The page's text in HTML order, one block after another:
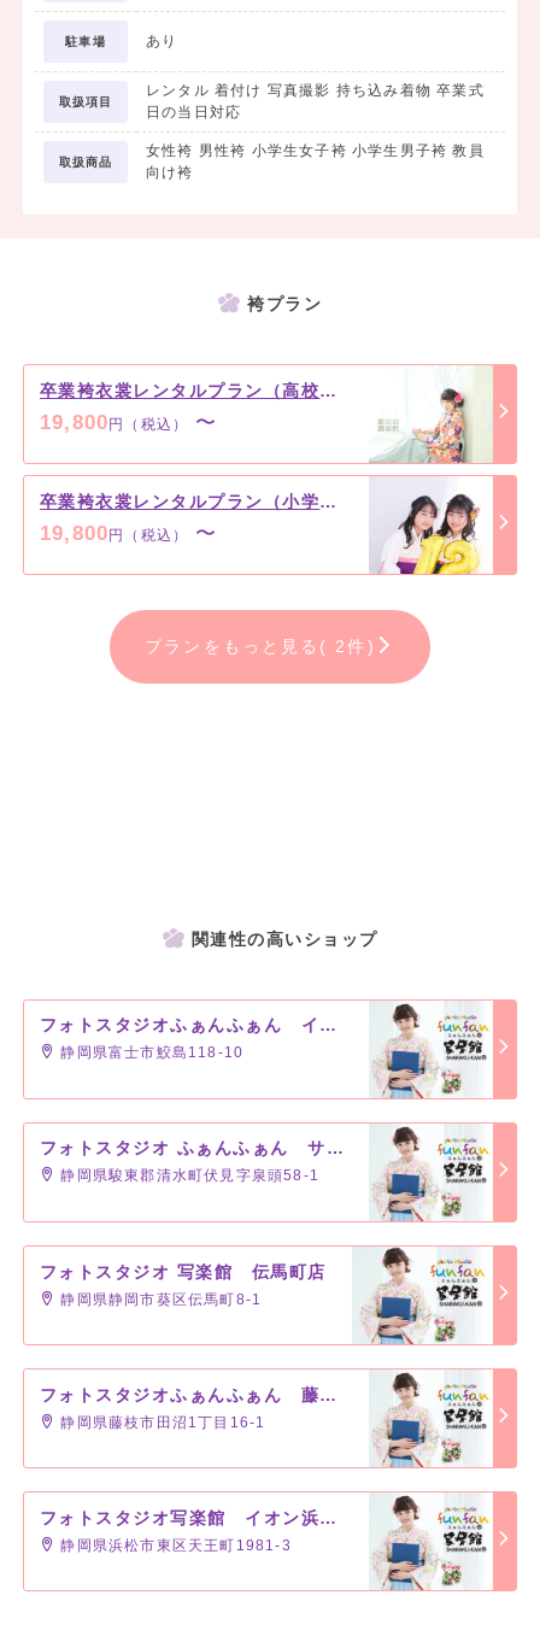
・静岡インターナショナル・エア・リゾート専門学校
・静岡県立美容専門学校
・沼津情報・ビジネス専門学校
・静岡市内、及び浜松市内の公立小学校多数
卒業式のことなら写楽館・ふぁんふぁんがおすすめ♪
日々、研修や教育をすることで、写真や美容の質を高める努力をして
衣裳の仕入れは、呉服屋さんや衣裳屋さんと同じように、京都をはじ
め、全国の呉服メーカー、問屋から仕入れており、社内ですべてをプ
ロデュースすることで質の安定化とリーズナブルな価格の価格に提供
お嬢様、ご家族様のご要望、お困り事何なりとご相談下さいませ。
ご来店おまちしております。
駐車場 あり
取扱項目
レンタル 着付け 写真撮影 持ち込み着物 卒業式
日の当日対応
取扱商品
女性袴 男性袴 小学生女子袴 小学生男子袴 教員
向け袴
袴プラン
卒業袴衣裳レンタルプラン（高校生・大学生・短大生・専門学校）
19,800円（税込） 〜
卒業袴衣裳レンタルプラン（小学生・中学生）
19,800 円（税込） 〜
プランをもっと見る( 2件)
関連性の高いショップ
フォトスタジオふぁんふぁん イオン富士南店
静岡県富士市鮫島118-10
フォトスタジオ ふぁんふぁん サントムーン柿田川店
静岡県駿東郡清水町伏見字泉頭58-1
フォトスタジオ 写楽館 伝馬町店
静岡県静岡市葵区伝馬町8-1
フォトスタジオふぁんふぁん 藤枝駅前店
静岡県藤枝市田沼1丁目16-1
フォトスタジオ写楽館 イオン浜松市野店
静岡県浜松市東区天王町1981-3